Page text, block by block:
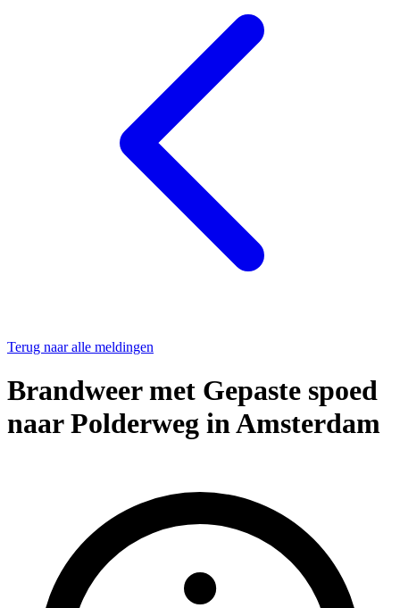
Terug naar alle meldingen
Brandweer met Gepaste spoed
naar Polderweg in Amsterdam